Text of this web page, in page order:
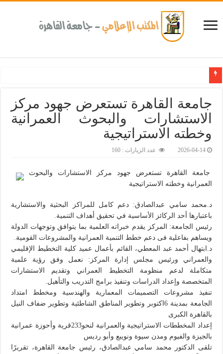
جامعة القاهرة تستعرض جهود مركز
الاستشارات والبحوث العمرانية
وخطته الاستراتيجية
2026-04-14 عدد الزيارات : 160
جامعة القاهرة تستعرض جهود مركز الاستشارات والبحوث
العمرانية وخطته الاستراتيجية
د.محمد سامي عبدالصادق: دعم كامل للمراكز البحثية والاستشارية
باعتبارها أحد الركائز الأساسية في تحقيق أهداف التنمية.
رئيس الجامعة: المركز يقدم خبراته العلمية بما يتوافق وتوجهات الدولة
ويساهم بفاعلية فى دعم خطط التنمية العمرانية والمشروعات القومية.
د.ابتهال أحمد عبد المعطي، القائم بأعمال عميد كلية التخطيط الإقليمي
والعمراني ورئيس مجلس إدارة المركز: نعمل وفق رؤية علمية
متكاملة لدعم منظومة التخطيط العمراني وتقديم الاستشارات
المتخصصة وإعداد الدراسات وتنفيذ برامج التدريب والتأهيل.
تنفيذ مشروعات التصميمات المعمارية والهندسية ومخطط امتداد
الجامعة بمدينة 6اكتوبر وتطوير المناطق الشاطئية وتطوير ضفاف النيل
بالقاهرة الكبرى
إعداد المخططات الاستراتيجية والعمرانية لنحو233قرية وأحوزة عمرانية
بالجيزة والفيوم ومدن سيوة ونويبع وأبو رديس
تلقى الدكتور محمد سامي عبدالصادق، رئيس جامعة القاهرة، تقريرًا